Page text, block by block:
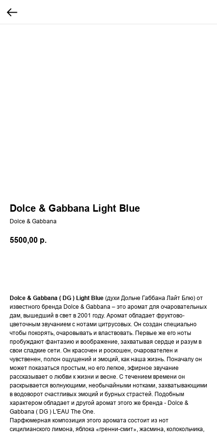
Dolce & Gabbana Light Blue
Dolce & Gabbana
5500,00 р.
Dolce & Gabbana ( DG ) Light Blue (духи Дольче Габбана Лайт Блю) от
известного бренда Dolce & Gabbana – это аромат для очаровательных
дам, вышедший в свет в 2001 году. Аромат обладает фруктово-
цветочным звучанием с нотами цитрусовых. Он создан специально
чтобы покорять, очаровывать и властвовать. Первые же его ноты
пробуждают фантазию и воображение, захватывая сердце и разум в
свои сладкие сети. Он красочен и роскошен, очарователен и
чувственен, полон ощущений и эмоций, как наша жизнь. Поначалу он
может показаться простым, но его легкое, эфирное звучание
рассказывает о любви к жизни и весне. С течением времени он
раскрывается волнующими, необычайными нотками, захватывающими
в водоворот счастливых эмоций и бурных страстей. Подобным
характером обладает и другой аромат этого же бренда - Dolce &
Gabbana ( DG ) L'EAU The One.
Парфюмерная композиция этого аромата состоит из нот
сицилианского лимона, яблока «гренни-смит», жасмина, колокольчика,